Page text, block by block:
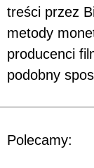
treści przez
metody
producenci
podobny
Polecamy: